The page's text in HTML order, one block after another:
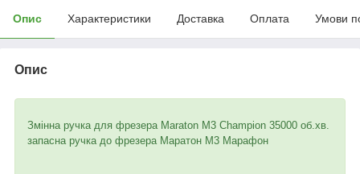
Опис Характеристики Доставка Оплата Умови
Опис
Змінна ручка для фрезера Maraton M3 Champion 35000 об.хв.
запасна ручка до фрезера Маратон М3 Марафон